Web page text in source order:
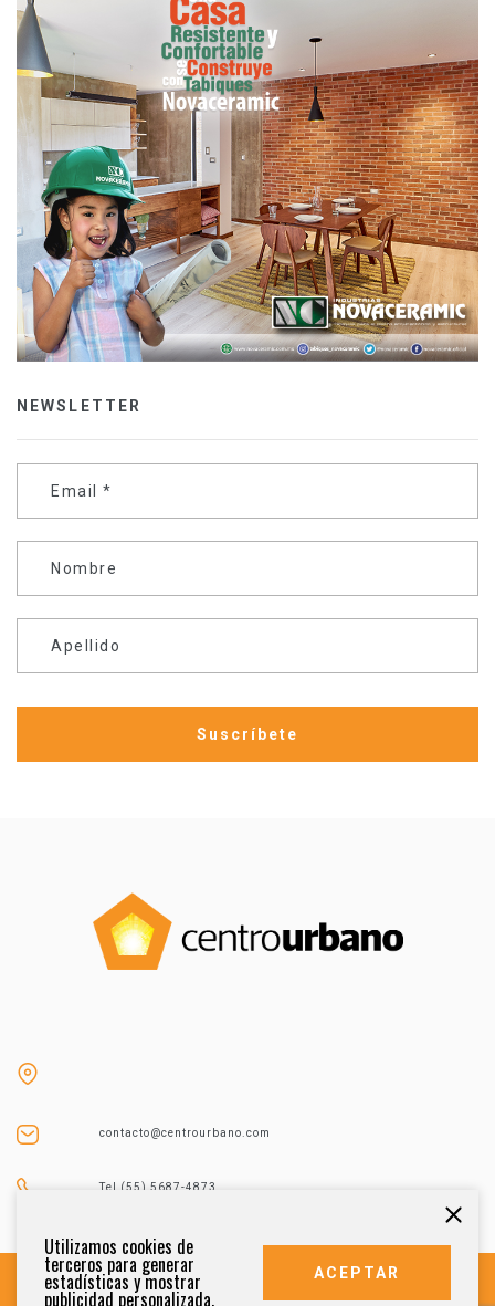
NEWSLETTER
Email *
Nombre
Apellido
contacto@centrourbano.com
Tel (55) 5687-4873
Utilizamos cookies de
terceros para generar
estadísticas y mostrar
publicidad personalizada.
ACEPTAR